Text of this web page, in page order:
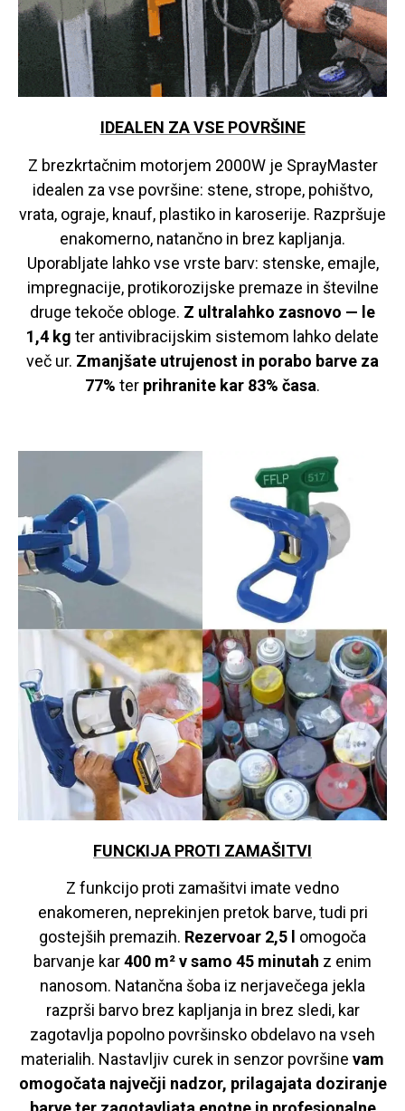
IDEALEN ZA VSE POVRŠINE
Z brezkrtačnim motorjem 2000W je SprayMaster
idealen za vse površine: stene, strope, pohištvo,
vrata, ograje, knauf, plastiko in karoserije. Razpršuje
enakomerno, natančno in brez kapljanja.
Uporabljate lahko vse vrste barv: stenske, emajle,
impregnacije, protikorozijske premaze in številne
druge tekoče obloge. Z ultralahko zasnovo — le
1,4 kg ter antivibracijskim sistemom lahko delate
več ur. Zmanjšate utrujenost in porabo barve za
77% ter prihranite kar 83% časa.
FUNCKIJA PROTI ZAMAŠITVI
Z funkcijo proti zamašitvi imate vedno
enakomeren, neprekinjen pretok barve, tudi pri
gostejših premazih. Rezervoar 2,5 l
omogoča
barvanje kar400 m² v samo 45 minutah z enim
nanosom. Natančna šoba iz nerjavečega jekla
razprši barvo brez kapljanja in brez sledi, kar
zagotavlja popolno površinsko obdelavo na vseh
materialih. Nastavljiv curek in senzor površine vam
omogočata največji nadzor, prilagajata doziranje